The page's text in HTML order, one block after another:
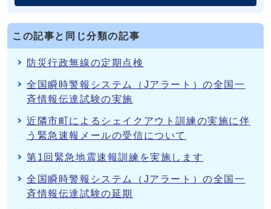
この記事と同じ分類の記事
防災行政無線の定期点検
全国瞬時警報システム（Jアラート）の全国一
斉情報伝達試験の実施
近隣市町によるシェイクアウト訓練の実施に伴
う緊急速報メールの受信について
第1回緊急地震速報訓練を実施します
全国瞬時警報システム（Jアラート）の全国一
斉情報伝達試験の延期